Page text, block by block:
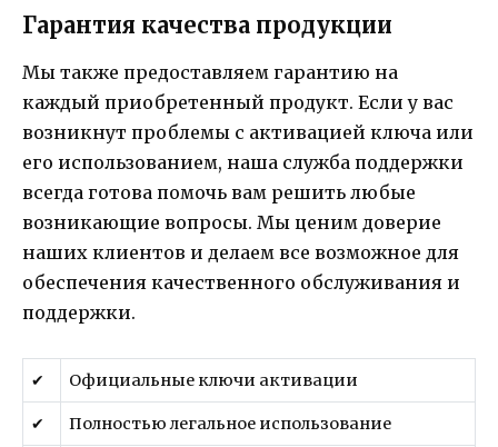
Гарантия качества продукции
Мы также предоставляем гарантию на
каждый приобретенный продукт. Если у вас
возникнут проблемы с активацией ключа или
его использованием, наша служба поддержки
всегда готова помочь вам решить любые
возникающие вопросы. Мы ценим доверие
наших клиентов и делаем все возможное для
обеспечения качественного обслуживания и
поддержки.
✔ Официальные ключи активации
✔ Полностью легальное использование